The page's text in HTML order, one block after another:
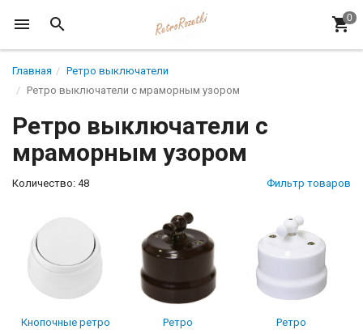
Главная
Ретро выключатели
Ретро выключатели с мраморным узором
Ретро выключатели с
мраморным узором
Количество: 48 Фильтр товаров
Кнопочные ретро
Ретро
Ретро